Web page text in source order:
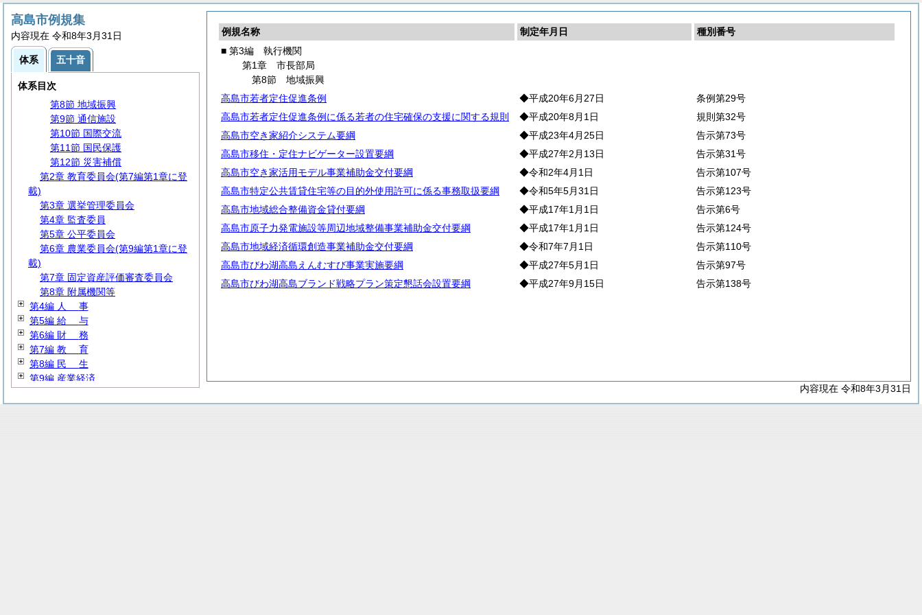
例規名称 制定年月日
種別番号
■ 第3編 執行機関
第1章 市長部局
第8節 地域振興
高島市若者定住促進条例
◆平成20年6月27日
条例第29号
高島市若者定住促進条例に係る若者の住宅確保の支援に関する規則
◆平成20年8月1日
規則第32号
高島市空き家紹介システム要綱
◆平成23年4月25日
告示第73号
高島市移住・定住ナビゲーター設置要綱
◆平成27年2月13日
告示第31号
高島市空き家活用モデル事業補助金交付要綱
◆令和2年4月1日
告示第107号
高島市特定公共賃貸住宅等の目的外使用許可に係る事務取扱要綱
◆令和5年5月31日
告示第123号
高島市地域総合整備資金貸付要綱
◆平成17年1月1日
告示第6号
高島市原子力発電施設等周辺地域整備事業補助金交付要綱
◆平成17年1月1日
告示第124号
高島市地域経済循環創造事業補助金交付要綱
◆令和7年7月1日
告示第110号
高島市びわ湖高島えんむすび事業実施要綱
◆平成27年5月1日
告示第97号
高島市びわ湖高島ブランド戦略プラン策定懇話会設置要綱
◆平成27年9月15日 告示第138号
内容現在 令和8年3月31日
高島市例規集
内容現在 令和8年3月31日
体系 五十音
体系目次
第1節 事務分掌
第2節 代理・代決等
第3節 文書・公印
第4節 情報管理
第5節 行政手続
第6節 番号制度
第7節 災害対策
第8節 地域振興
第9節 通信施設
第10節 国際交流
第11節 国民保護
第12節 災害補償
第2章 教育委員会(第7編第1章に登
載)
第3章 選挙管理委員会
第4章 監査委員
第5章 公平委員会
第6章 農業委員会(第9編第1章に登
載)
第7章 固定資産評価審査委員会
第8章 附属機関等
第4編 人 事
第5編 給 与
第6編 財 務
第7編 教 育
第8編 民 生
第9編 産業経済
第11編 上下水道